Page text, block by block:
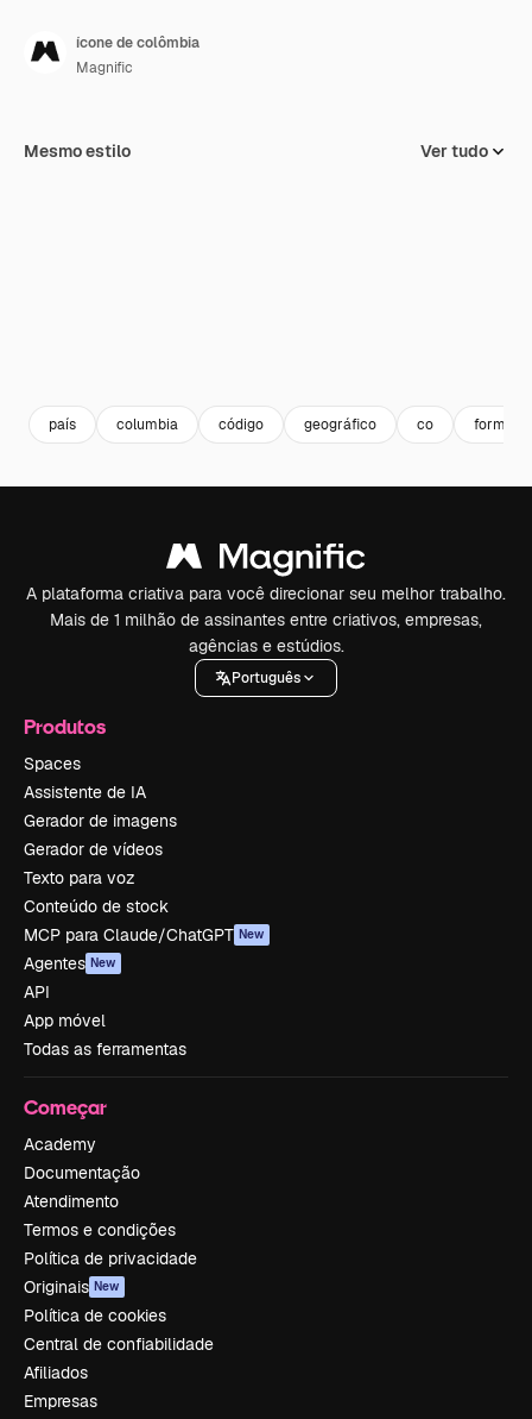
ícone de colômbia
Magnific
Mesmo estilo Ver tudo
país columbia código geográfico co formas
A plataforma criativa para você direcionar seu melhor trabalho.
Mais de 1 milhão de assinantes entre criativos, empresas,
agências e estúdios.
Português
Produtos
Spaces
Assistente de IA
Gerador de imagens
Gerador de vídeos
Texto para voz
Conteúdo de stock
MCP para Claude/ChatGPT New
Agentes New
API
App móvel
Todas as ferramentas
Começar
Academy
Documentação
Atendimento
Termos e condições
Política de privacidade
Originais New
Política de cookies
Central de confiabilidade
Afiliados
Empresas